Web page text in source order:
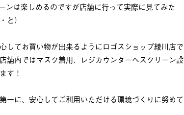
ンは楽しめるのですが店舗に行って実際に見てみた
と）
してお買い物が出来るようにロゴスショップ綾川店で
舗内ではマスク着用、レジカウンターへスクリーン設
す！
一に、安心してご利用いただける環境づくりに努めて